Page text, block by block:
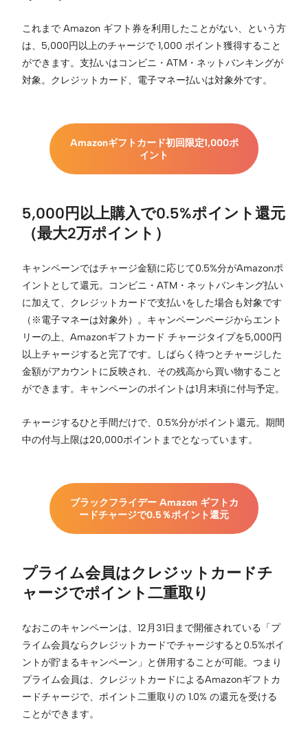
これまで Amazon ギフト券を利用したことがない、という方
は、5,000円以上のチャージで 1,000 ポイント獲得すること
ができます。支払いはコンビニ・ATM・ネットバンキングが
対象。クレジットカード、電子マネー払いは対象外です。
Amazonギフトカード初回限定1,000ポ
イント
5,000円以上購入で0.5%ポイント還元
（最大2万ポイント）
キャンペーンではチャージ金額に応じて0.5%分がAmazonポ
イントとして還元。コンビニ・ATM・ネットバンキング払い
に加えて、クレジットカードで支払いをした場合も対象です
（※電子マネーは対象外）。キャンペーンページからエント
リーの上、Amazonギフトカード チャージタイプを5,000円
以上チャージすると完了です。しばらく待つとチャージした
金額がアカウントに反映され、その残高から買い物すること
ができます。キャンペーンのポイントは1月末頃に付与予定。
チャージするひと手間だけで、0.5%分がポイント還元。期間
中の付与上限は20,000ポイントまでとなっています。
ブラックフライデー Amazon ギフトカ
ードチャージで0.5％ポイント還元
プライム会員はクレジットカードチ
ャージでポイント二重取り
なおこのキャンペーンは、12月31日まで開催されている「プ
ライム会員ならクレジットカードでチャージすると0.5%ポイ
ントが貯まるキャンペーン」と併用することが可能。つまり
プライム会員は、クレジットカードによるAmazonギフトカ
ードチャージで、ポイント二重取りの 1.0% の還元を受ける
ことができます。